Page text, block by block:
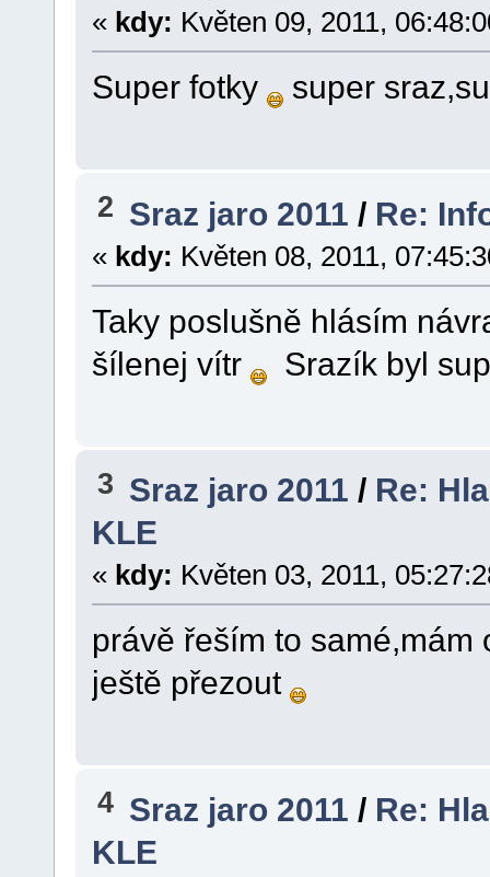
« kdy: Květen 09, 2011,
Super fotky super
2 Sraz jaro 2011 / Re:
« kdy: Květen 08, 2011,
Taky poslušně hlásím
šílenej vítr
Srazík byl
3 Sraz jaro 2011 / Re:
KLE
« kdy: Květen 03, 2011,
právě řeším to
ještě přezout
4 Sraz jaro 2011 / Re:
KLE